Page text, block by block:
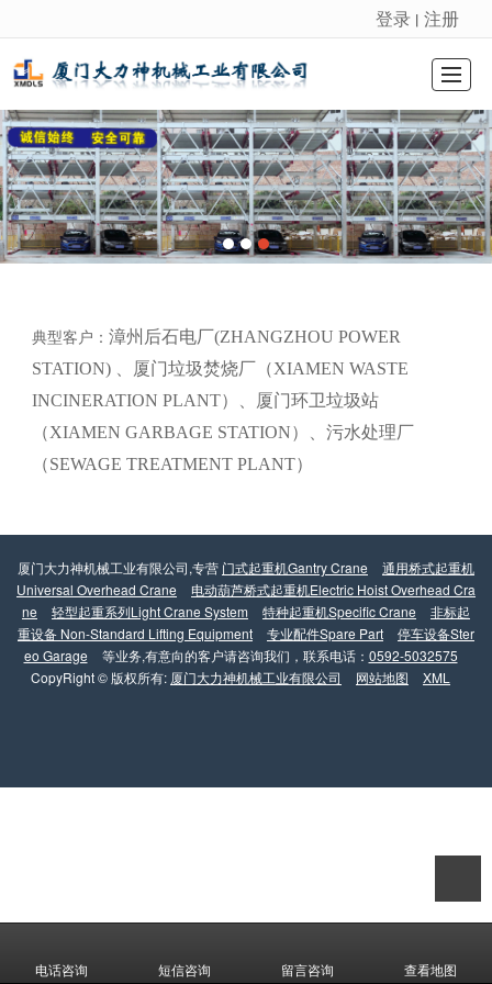
很遗憾，因您的浏览器版本过低导致无法获得最佳浏览体验，推荐下载安装谷歌浏览器！
登录 丨 注册
首页 Home 公司简介 About Us 产品展示 Products 工程案例 Cases 服务中心 Services 新闻中心 News 联系我们 Contact Us留言反馈
典型客户：漳州后石电厂(ZHANGZHOU POWER
STATION) 、厦门垃圾焚烧厂（XIAMEN WASTE
INCINERATION PLANT）、厦门环卫垃圾站
（XIAMEN GARBAGE STATION）、污水处理厂
（SEWAGE TREATMENT PLANT）
厦门大力神机械工业有限公司,专营 门式起重机Gantry Crane
通用桥式起重机
Universal Overhead Crane
电动葫芦桥式起重机Electric Hoist Overhead Cra
ne
轻型起重系列Light Crane System 特种起重机Specific Crane
非标起
重设备 Non-Standard Lifting Equipment
专业配件Spare Part
停车设备Ster
eo Garage
等业务,有意向的客户请咨询我们，联系电话： 0592-5032575
CopyRight © 版权所有: 厦门大力神机械工业有限公司 网站地图 XML
电话咨询 短信咨询 留言咨询 查看地图